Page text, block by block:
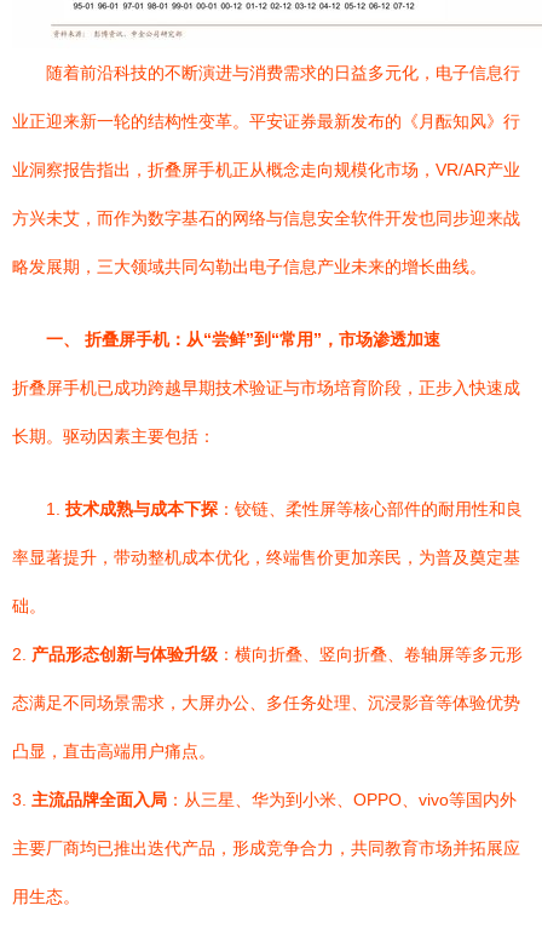
随着前沿科技的不断演进与消费需求的日益多元化，电子信息行
业正迎来新一轮的结构性变革。平安证券最新发布的《月酝知风》行
业洞察报告指出，折叠屏手机正从概念走向规模化市场，VR/AR产业
方兴未艾，而作为数字基石的网络与信息安全软件开发也同步迎来战
略发展期，三大领域共同勾勒出电子信息产业未来的增长曲线。
一、 折叠屏手机：从“尝鲜”到“常用”，市场渗透加速
折叠屏手机已成功跨越早期技术验证与市场培育阶段，正步入快速成
长期。驱动因素主要包括：
1. 技术成熟与成本下探 ：铰链、柔性屏等核心部件的耐用性和良
率显著提升，带动整机成本优化，终端售价更加亲民，为普及奠定基
础。
2. 产品形态创新与体验升级 ：横向折叠、竖向折叠、卷轴屏等多元形
态满足不同场景需求，大屏办公、多任务处理、沉浸影音等体验优势
凸显，直击高端用户痛点。
3. 主流品牌全面入局 ：从三星、华为到小米、OPPO、vivo等国内外
主要厂商均已推出迭代产品，形成竞争合力，共同教育市场并拓展应
用生态。